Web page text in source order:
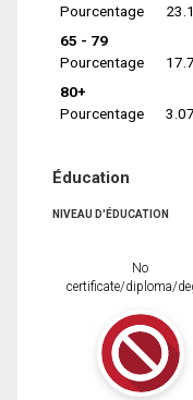
Pourcentage
65 - 79
Pourcentage
80+
Pourcentage
3.07
Éducation
NIVEAU D'ÉDUCATION
No
certificate/diploma/